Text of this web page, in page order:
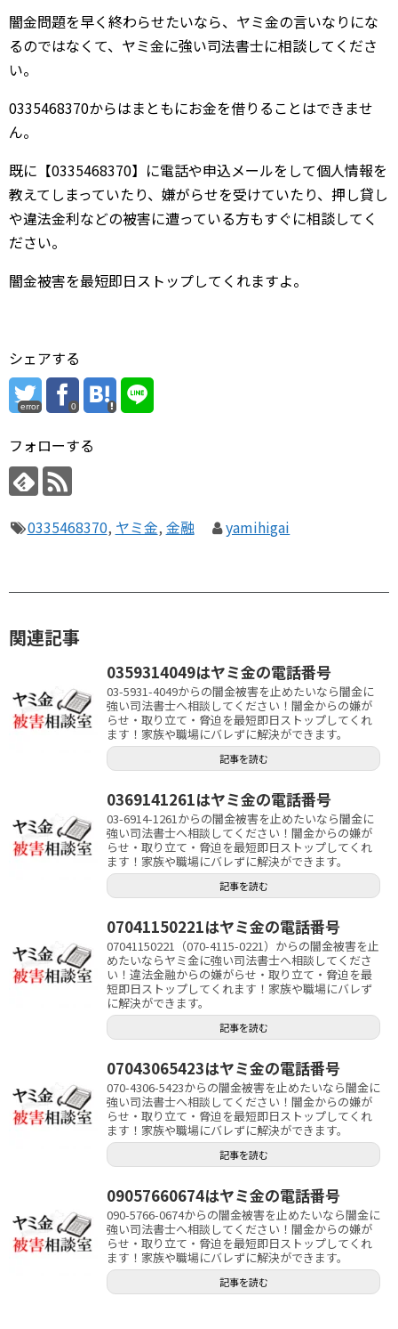
闇金問題を早く終わらせたいなら、ヤミ金の言いなりにな
るのではなくて、ヤミ金に強い司法書士に相談してくださ
い。
0335468370からはまともにお金を借りることはできませ
ん。
既に【0335468370】に電話や申込メールをして個人情報を
教えてしまっていたり、嫌がらせを受けていたり、押し貸し
や違法金利などの被害に遭っている方もすぐに相談してく
ださい。
闇金被害を最短即日ストップしてくれますよ。
シェアする
error 0
フォローする
0335468370, ヤミ金, 金融 yamihigai
関連記事
0359314049はヤミ金の電話番号
03-5931-4049からの闇金被害を止めたいなら闇金に
強い司法書士へ相談してください！闇金からの嫌が
らせ・取り立て・脅迫を最短即日ストップしてくれ
ます！家族や職場にバレずに解決ができます。
記事を読む
0369141261はヤミ金の電話番号
03-6914-1261からの闇金被害を止めたいなら闇金に
強い司法書士へ相談してください！闇金からの嫌が
らせ・取り立て・脅迫を最短即日ストップしてくれ
ます！家族や職場にバレずに解決ができます。
記事を読む
07041150221はヤミ金の電話番号
07041150221（070-4115-0221）からの闇金被害を止
めたいならヤミ金に強い司法書士へ相談してくださ
い！違法金融からの嫌がらせ・取り立て・脅迫を最
短即日ストップしてくれます！家族や職場にバレず
に解決ができます。
記事を読む
07043065423はヤミ金の電話番号
070-4306-5423からの闇金被害を止めたいなら闇金に
強い司法書士へ相談してください！闇金からの嫌が
らせ・取り立て・脅迫を最短即日ストップしてくれ
ます！家族や職場にバレずに解決ができます。
記事を読む
09057660674はヤミ金の電話番号
090-5766-0674からの闇金被害を止めたいなら闇金に
強い司法書士へ相談してください！闇金からの嫌が
らせ・取り立て・脅迫を最短即日ストップしてくれ
ます！家族や職場にバレずに解決ができます。
記事を読む